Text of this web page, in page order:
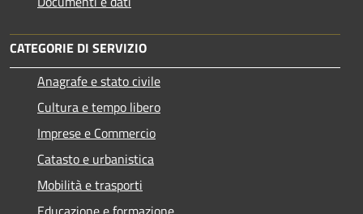
CATEGORIE DI SERVIZIO
Anagrafe e stato civile
Cultura e tempo libero
Imprese e Commercio
Catasto e urbanistica
Mobilità e trasporti